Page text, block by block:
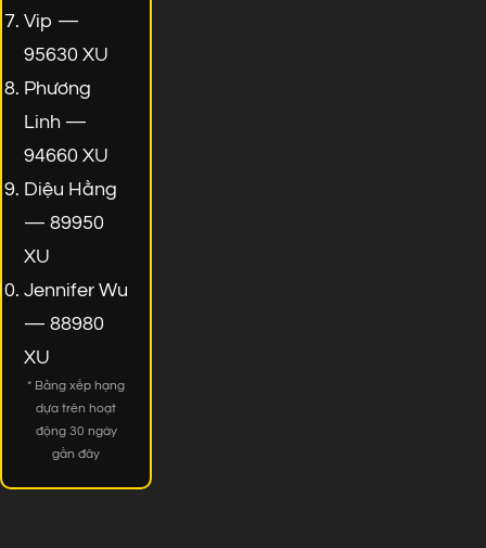
Vip —
95630 XU
Phương
Linh —
94660 XU
Diệu Hằng
— 89950
XU
Jennifer Wu
— 88980
XU
* Bảng xếp hạng
dựa trên hoạt
động 30 ngày
gần đây